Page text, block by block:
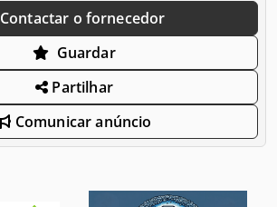
Contactar o fornecedor
Guardar
Partilhar
Comunicar anúncio